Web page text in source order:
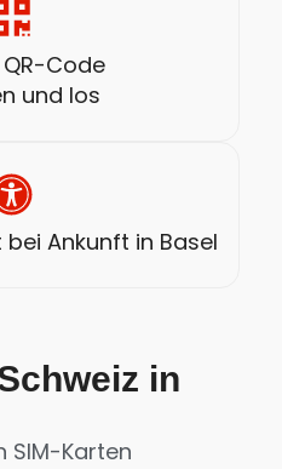
Code
und los
Ankunft in Basel
in
SIM-Karten